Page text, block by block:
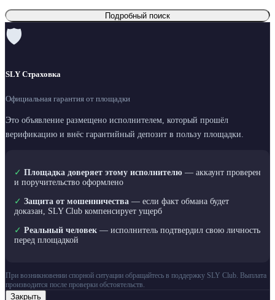
Подробный поиск
🛡
SLY Страховка
Официальная гарантия от площадки
Это объявление размещено исполнителем, который прошёл
верификацию и внёс гарантийный депозит в пользу площадки.
✓ Площадка доверяет этому исполнителю — аккаунт проверен
и поручительство оформлено
✓ Защита от мошенничества — если факт обмана будет
доказан, SLY Club компенсирует ущерб
✓ Реальный человек — исполнитель подтвердил свою личность
перед площадкой
При возникновении спорной ситуации обращайтесь в поддержку SLY Club. Выплата
производится после проверки обстоятельств.
Закрыть